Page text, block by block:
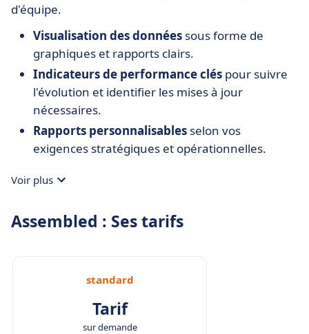
d'équipe.
Visualisation des données sous forme de
graphiques et rapports clairs.
Indicateurs de performance clés pour suivre
l'évolution et identifier les mises à jour
nécessaires.
Rapports personnalisables selon vos
exigences stratégiques et opérationnelles.
Voir plus
Assembled : Ses tarifs
standard
Tarif
sur demande